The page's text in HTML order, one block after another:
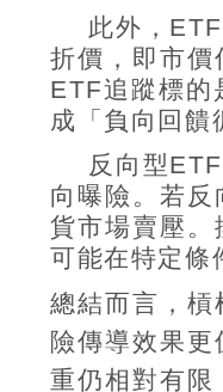
此外， ETF
折價，即市價
ETF追蹤標的
成「負向回饋
反向型ETF
向曝險。若反
貨市場賣壓。
可能在特定條
總結而言，槓
險傳導效果
重仍相對有限